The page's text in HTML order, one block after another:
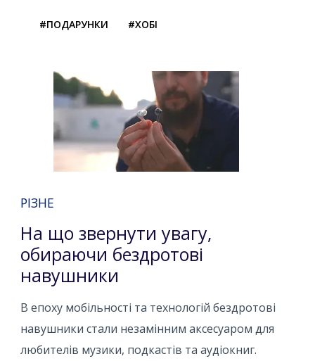
#ПОДАРУНКИ #ХОБІ
РІЗНЕ
На що звернути увагу,
обираючи бездротові
навушники
В епоху мобільності та технологій бездротові
навушники стали незамінним аксесуаром для
любителів музики, подкастів та аудіокниг.